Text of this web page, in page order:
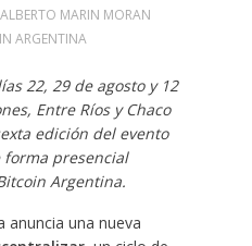
ALBERTO MARIN MORAN
ARGENTINA
22, 29 de agosto y 12
Entre Ríos y Chaco
edición del evento
presencial
Argentina.
anuncia una nueva